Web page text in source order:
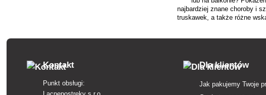
najbardziej znane choroby i
truskawek, a także różne
Kontakt
Punkt obsługi:
Lacnepostreky s.r.o.
Dla klientów
Jak pakujemy Twoje